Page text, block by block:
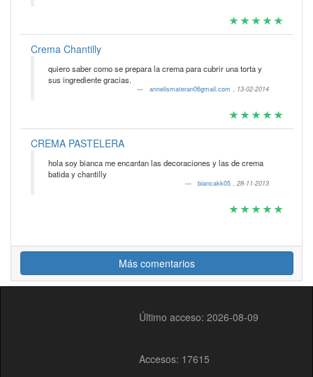
Crema Chantilly
quiero saber como se prepara la crema para cubrir una torta y
sus ingrediente gracias.
annelismateran06gmail.com , 13-02-2014
CREMA PASTELERA
hola soy bianca me encantan las decoraciones y las de crema
batida y chantilly
biancakk05 , 28-11-2013
Más comentarios
Último acceso: 2026-08-09
Accesos: 17615